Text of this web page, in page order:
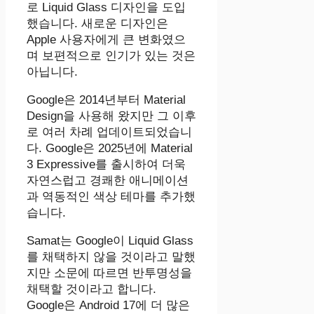
로 Liquid Glass 디자인을 도입
했습니다. 새로운 디자인은
Apple 사용자에게 큰 변화였으
며 보편적으로 인기가 있는 것은
아닙니다.
Google은 2014년부터 Material
Design을 사용해 왔지만 그 이후
로 여러 차례 업데이트되었습니
다. Google은 2025년에 Material
3 Expressive를 출시하여 더욱
자연스럽고 경쾌한 애니메이션
과 역동적인 색상 테마를 추가했
습니다.
Samat는 Google이 Liquid Glass
를 채택하지 않을 것이라고 말했
지만 소문에 따르면 반투명성을
채택할 것이라고 합니다.
Google은 Android 17에 더 많은